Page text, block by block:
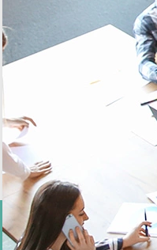
La température, la durée de la
laquelle le gel pénètre dans le
sensibilité de la chaussée et
entreprises en charge de la
routiers, pouvoir connaître la
comportement thermoplastique
routier, est un réel enjeu.
Par exemple au Québec, où les
routes souffrent particulièrement
plus rapidement que dans les
SOLUTION